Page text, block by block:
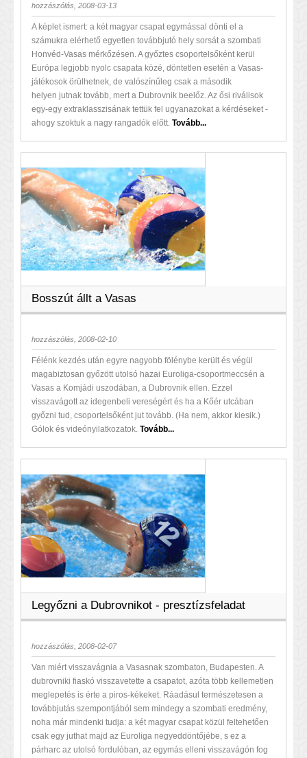
hozzászólás, 2008-03-13
A képlet ismert: a két magyar csapat egymással dönti el a
számukra elérhető egyetlen továbbjutó hely sorsát a szombati
Honvéd-Vasas mérkőzésen. A győztes csoportelsőként kerül
Európa legjobb nyolc csapata közé, döntetlen esetén a Vasas-
játékosok örülhetnek, de valószínűleg csak a második
helyen jutnak tovább, mert a Dubrovnik beelőz. Az ősi riválisok
egy-egy extraklasszisának tettük fel ugyanazokat a kérdéseket -
ahogy szoktuk a nagy rangadók előtt. Tovább...
Bosszút állt a Vasas
hozzászólás, 2008-02-10
Félénk kezdés után egyre nagyobb fölénybe került és végül
magabiztosan győzött utolsó hazai Euroliga-csoportmeccsén a
Vasas a Komjádi uszodában, a Dubrovnik ellen. Ezzel
visszavágott az idegenbeli vereségért és ha a Kőér utcában
győzni tud, csoportelsőként jut tovább. (Ha nem, akkor kiesik.)
Gólok és videónyilatkozatok. Tovább...
Legyőzni a Dubrovnikot - presztízsfeladat
hozzászólás, 2008-02-07
Van miért visszavágnia a Vasasnak szombaton, Budapesten. A
dubrovniki fiaskó visszavetette a csapatot, azóta több kellemetlen
meglepetés is érte a piros-kékeket. Ráadásul természetesen a
továbbjutás szempontjából sem mindegy a szombati eredmény,
noha már mindenki tudja: a két magyar csapat közül feltehetően
csak egy juthat majd az Euroliga negyeddöntőjébe, s ez a
párharc az utolsó fordulóban, az egymás elleni visszavágón fog